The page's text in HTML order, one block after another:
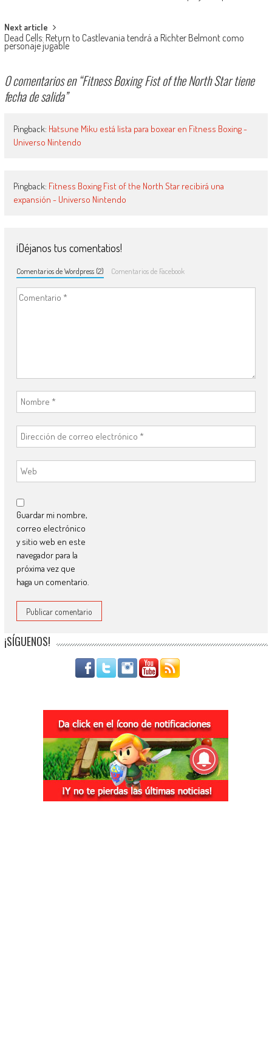
Next article
Dead Cells: Return to Castlevania tendrá a Richter Belmont como
personaje jugable
0 comentarios en “Fitness Boxing Fist of the North Star tiene
fecha de salida”
Pingback: Hatsune Miku está lista para boxear en Fitness Boxing -
Universo Nintendo
Pingback: Fitness Boxing Fist of the North Star recibirá una
expansión - Universo Nintendo
¡Déjanos tus comentatios!
Comentarios de Wordpress (2) Comentarios de Facebook
Guardar mi nombre,
correo electrónico
y sitio web en este
navegador para la
próxima vez que
haga un comentario.
¡SÍGUENOS!